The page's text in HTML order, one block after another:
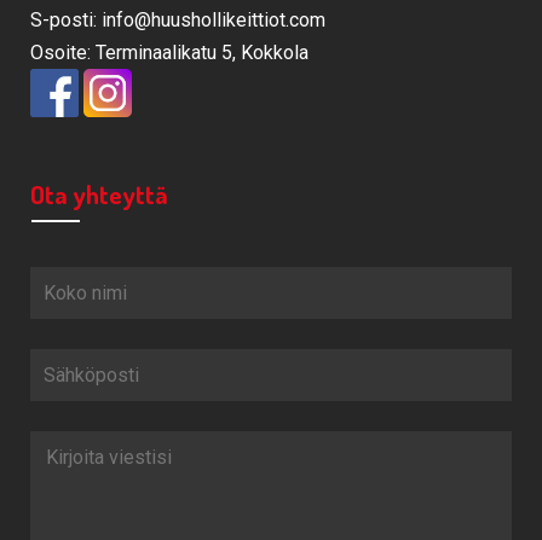
S-posti: info@huushollikeittiot.com
Osoite: Terminaalikatu 5, Kokkola
Ota yhteyttä